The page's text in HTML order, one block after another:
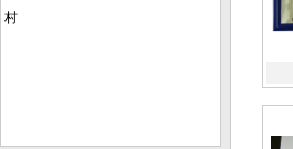
村